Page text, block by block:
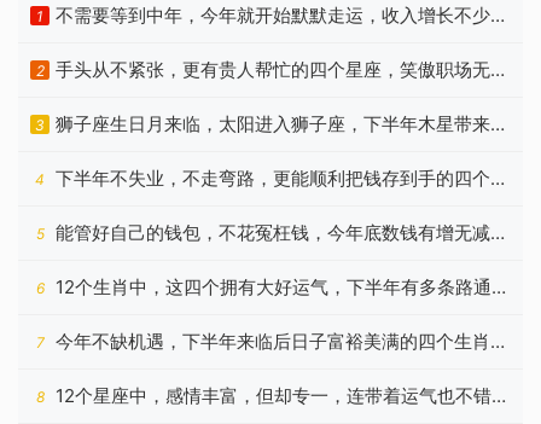
1
不需要等到中年，今年就开始默默走运，收入增长不少的
星座
2
手头从不紧张，更有贵人帮忙的四个星座，笑傲职场无压
力
3
狮子座生日月来临，太阳进入狮子座，下半年木星带来新
机遇
4
下半年不失业，不走弯路，更能顺利把钱存到手的四个生
肖
5
能管好自己的钱包，不花冤枉钱，今年底数钱有增无减的
生肖
6
12个生肖中，这四个拥有大好运气，下半年有多条路通向
成功
7
今年不缺机遇，下半年来临后日子富裕美满的四个生肖，
啥都顺
8
12个星座中，感情丰富，但却专一，连带着运气也不错的